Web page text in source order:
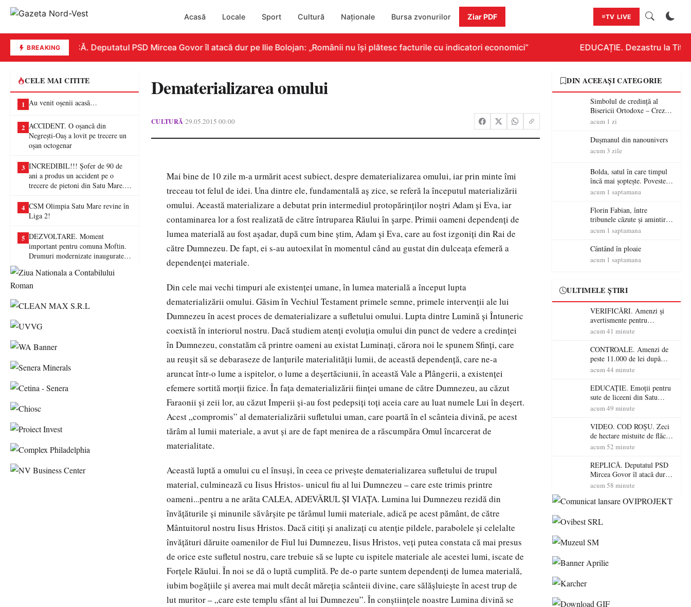
Acasă Locale Sport Cultură Naționale Bursa zvonurilor Ziar PDF TV LIVE
BREAKINGREPLICĂ. Deputatul PSD Mircea Govor îl atacă dur pe Ilie Bolojan: „Românii nu își plătesc facturile cu indicatori economici” EDUCAȚIE. Dezastru la
CELE MAI CITITE
1 Au venit oșenii acasă…
2 ACCIDENT. O oșancă din
Negrești-Oaș a lovit pe trecere un
oșan octogenar
3 INCREDIBIL!!! Șofer de 90 de
ani a produs un accident pe o
trecere de pietoni din Satu Mare. O
4 CSM Olimpia Satu Mare revine în
Liga 2!
5 DEZVOLTARE. Moment
important pentru comuna Moftin.
Drumuri modernizate inaugurate în
Dematerializarea omului
CULTURĂ•29.05.2015 00:00
Mai bine de 10 zile m-a urmărit acest subiect, despre dematerializarea omului, iar prin minte îmi
treceau tot felul de idei. Una dintre ele, fundamentală aş zice, se referă la începutul materializării
omului. Această materializare a debutat prin intermediul protopărinţilor noştri Adam şi Eva, iar
contaminarea lor a fost realizată de către întruparea Răului în şarpe. Primii oameni dependenţi de
lumea materială au fost aşadar, după cum bine ştim, Adam şi Eva, care au fost izgoniţi din Rai de
către Dumnezeu. De fapt, ei s-au autoexilat în momentul când au gustat din dulceaţa efemeră a
dependenţei materiale.
Din cele mai vechi timpuri ale existenţei umane, în lumea materială a început lupta
dematerializării omului. Găsim în Vechiul Testament primele semne, primele intervenţii ale lui
Dumnezeu în acest proces de dematerializare a sufletului omului. Lupta dintre Lumină şi Întuneric
coexistă în interiorul nostru. Dacă studiem atenţi evoluţia omului din punct de vedere a credinţei
în Dumnezeu, constatăm că printre oameni au existat Luminaţi, cărora noi le spunem Sfinţi, care
au reuşit să se debaraseze de lanţurile materialităţii lumii, de această dependenţă, care ne-a
aruncat într-o lume a ispitelor, o lume a deşertăciunii, în această Vale a Plângerii, a existenţei
efemere sortită morţii fizice. În faţa dematerializării fiinţei umane de către Dumnezeu, au căzut
Faraonii şi zeii lor, au căzut Imperii şi-au fost pedepsiţi toţi aceia care au luat numele Lui în deşert.
Acest „compromis” al dematerializării sufletului uman, care poartă în el scânteia divină, pe acest
tărâm al lumii materiale, a avut şi are de fapt menirea de a răscumpăra Omul încarcerat de
materialitate.
Această luptă a omului cu el însuşi, în ceea ce priveşte dematerializarea sufletului de trupul
material, culminează cu Iisus Hristos- unicul fiu al lui Dumnezeu – care este trimis printre
oameni...pentru a ne arăta CALEA, ADEVĂRUL ŞI VIAŢA. Lumina lui Dumnezeu rezidă din
învăţăturile şi minunile săvârşite pe tărâmul lumii materiale, adică pe acest pământ, de către
Mântuitorul nostru Iisus Hristos. Dacă citiţi şi analizaţi cu atenţie pildele, parabolele şi celelalte
învăţături dăruite oamenilor de Fiul lui Dumnezeu, Iisus Hristos, veţi putea constata că mai presus
de orice este sufletul nostru, care trebuie să se lupte cu ispitele materiale ale acestei lumi, iscate de
Forţele Răului. În noi se dă o luptă cumplită. Pe de-o parte suntem dependenţi de lumea materială,
iubim bogăţiile şi averea mai mult decât măreţia scânteii divine, care sălăşluieşte în acest trup de
lut muritor – „care este templu sfânt al lui Dumnezeu”. În conştiinţele noastre Lumina divină se
DIN ACEEAȘI CATEGORIE
Simbolul de credinţă al
Bisericii Ortodoxe – Crezul
(3)
acum 1 zi
Dușmanul din nanounivers
acum 3 zile
Bolda, satul în care timpul
încă mai șoptește. Povestea
unei vetre de codreni cu
peste patru secole de istorie
acum 1 saptamana
Florin Fabian, între
tribunele căzute și amintirile
care nu mor – „Stadionul
acesta face parte din viața
mea”
acum 1 saptamana
Cântând în ploaie
acum 1 saptamana
ULTIMELE ȘTIRI
VERIFICĂRI. Amenzi și
avertismente pentru
crescătorii de animale din
controale în toate
gospodăriile și face apel la
respectarea legii
acum 41 minute
CONTROALE. Amenzi de
peste 11.000 de lei după
controalele DSVSA Satu
cantină, sancționate pentru
nereguli
acum 44 minute
EDUCAȚIE. Emoții pentru
sute de liceeni din Satu
Mare! Începe BAC-ul de
acum 49 minute
VIDEO. COD ROȘU. Zeci
de hectare mistuite de flăcări
în Satu Mare! Pompierii au
contracronometru pentru a
salva o pădure de la dezastru
acum 52 minute
REPLICĂ. Deputatul PSD
Mircea Govor îl atacă dur
pe Ilie Bolojan: „Românii
indicatori economici”
acum 58 minute